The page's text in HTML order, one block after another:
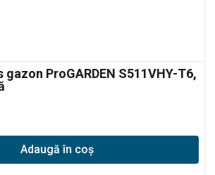
gazon ProGARDEN S511VHY-T6,
Adaugă în coș